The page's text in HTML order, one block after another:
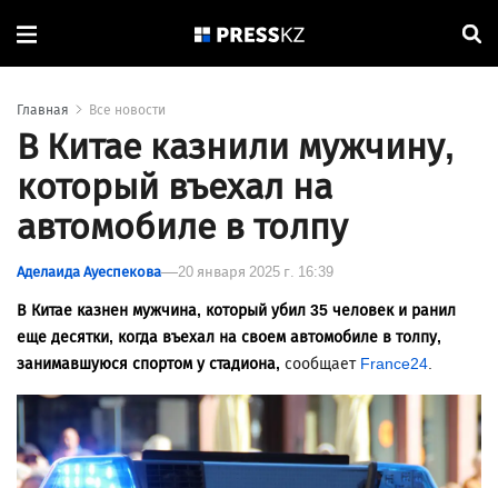
Главная Все новости
В Китае казнили мужчину,
который въехал на
автомобиле в толпу
Аделаида Ауеспекова 20 января 2025 г. 16:39
В Китае казнен мужчина, который убил 35 человек и ранил
еще десятки, когда въехал на своем автомобиле в толпу,
занимавшуюся спортом у стадиона, сообщает France24.